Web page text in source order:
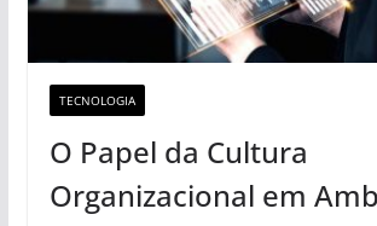
TECNOLOGIA
O Papel da Cultura
Organizacional em